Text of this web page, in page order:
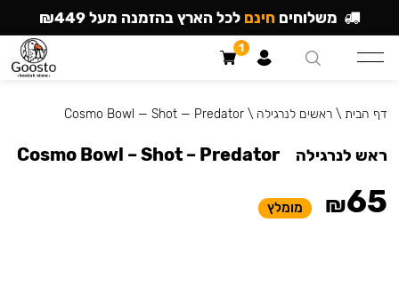
דף הבית \ראשים לנרגילה \
Cosmo Bowl — Shot — Predator
ראש לנרגילה Cosmo Bowl – Shot – Predator
₪65 מומלץ
משלוחים חינם לכל הארץ בהזמנה מעל ₪449
1